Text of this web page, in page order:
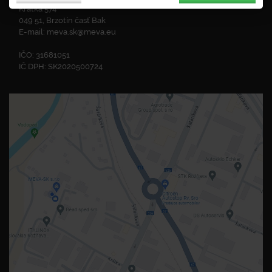
Krátka 574
049 51, Brzotín časť Bak
E-mail: meva.sk@meva.eu
IČO: 31681051
IČ DPH: SK2020500724